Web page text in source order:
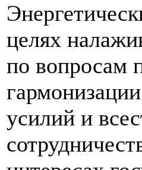
целях
по вопросам
усилий и